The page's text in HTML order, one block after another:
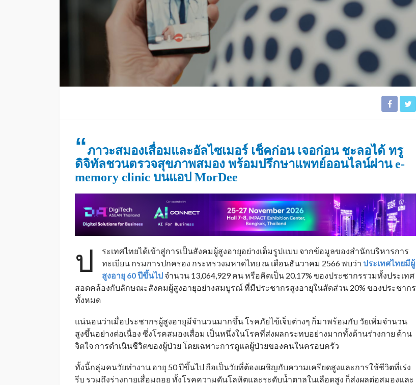
“ภาวะสมองเสื่อมและอัลไซเมอร์ เช็คก่อน เจอก่อน ชะลอได้ ทรู
ดิจิทัลชวนตรวจสุขภาพสมอง พร้อมปรึกษาแพทย์ออนไลน์ผ่าน e-
memory clinic บนแอป MorDee
ป
ระเทศไทยได้เข้าสู่การเป็นสังคมผู้สูงอายุอย่างเต็มรูปแบบ จากข้อมูลของสำนักบริหารการ
ทะเบียน กรมการปกครอง กระทรวงมหาดไทย ณ เดือนธันวาคม 2566 พบว่า ประเทศไทยมีผู้
สูงอายุ 60 ปีขึ้นไป จำนวน 13,064,929 คน หรือคิดเป็น 20.17% ของประชากรรวมทั้งประเทศ
สอดคล้องกับลักษณะสังคมผู้สูงอายุอย่างสมบูรณ์ ที่มีประชากรสูงอายุในสัดส่วน 20% ของประชากร
ทั้งหมด
แน่นอนว่าเมื่อประชากรผู้สูงอายุมีจำนวนมากขึ้น โรคภัยไข้เจ็บต่างๆ ก็มาพร้อมกับ วัยเพิ่มจำนวน
สูงขึ้นอย่างต่อเนื่อง ซึ่งโรคสมองเสื่อม เป็นหนึ่งในโรคที่ส่งผลกระทบอย่างมากทั้งด้านร่างกาย ด้าน
จิตใจ การดำเนินชีวิตของผู้ป่วย โดยเฉพาะการดูแลผู้ป่วยของคนในครอบครัว
ทั้งนี้กลุ่มคนวัยทำงาน อายุ 50 ปีขึ้นไป ถือเป็นวัยที่ต้องเผชิญกับความเครียดสูงและการใช้ชีวิตที่เร่ง
รีบ รวมถึงร่างกายเสื่อมถอย ทั้งโรคความดันโลหิตและระดับน้ำตาลในเลือดสูง ก็ส่งผลต่อสมองและ